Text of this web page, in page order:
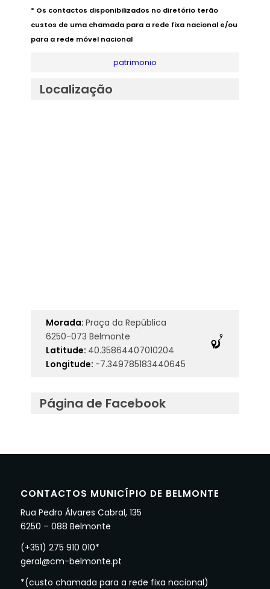
* Os contactos disponibilizados no diretório terão
custos de uma chamada para a rede fixa nacional e/ou
para a rede móvel nacional
patrimonio
Localização
Morada: Praça da República
6250-073 Belmonte
Latitude: 40.35864407010204
Longitude: -7.349785183440645
Página de Facebook
CONTACTOS MUNICÍPIO DE BELMONTE
Rua Pedro Álvares Cabral, 135
6250 – 088 Belmonte
(+351) 275 910 010*
geral@cm-belmonte.pt
*(custo chamada para a rede fixa nacional)